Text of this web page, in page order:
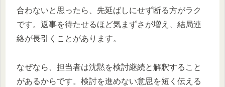
合わないと思ったら、先延ばしにせず断る方がラク
です。返事を待たせるほど気まずさが増え、結局連
絡が長引くことがあります。
なぜなら、担当者は沈黙を検討継続と解釈すること
があるからです。検討を進めない意思を短く伝える